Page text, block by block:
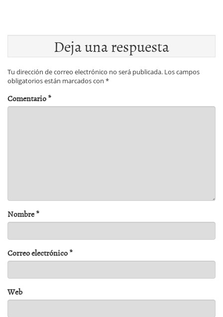
Deja una respuesta
Tu dirección de correo electrónico no será publicada. Los campos
obligatorios están marcados con *
Comentario*
Nombre*
Correo electrónico*
Web